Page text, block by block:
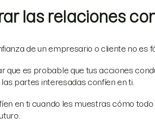
las relaciones
de un empresario o cliente no es
que es probable que tus acciones
partes interesadas confíen en ti.
en ti cuando les muestras cómo